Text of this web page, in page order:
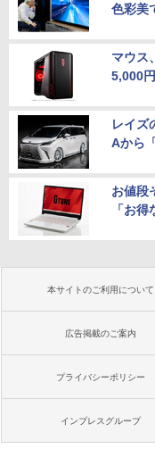
色彩美
マウス
5,000
レイズ
Aから
お値段
「お
本サイトのご利用について
広告掲載のご案内
プライバシーポリシー
インプレスグループ